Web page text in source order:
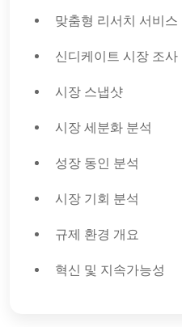
맞춤형 리서치 서비스
신디케이트 시장 조사
시장 스냅샷
시장 세분화 분석
성장 동인 분석
시장 기회 분석
규제 환경 개요
혁신 및 지속가능성